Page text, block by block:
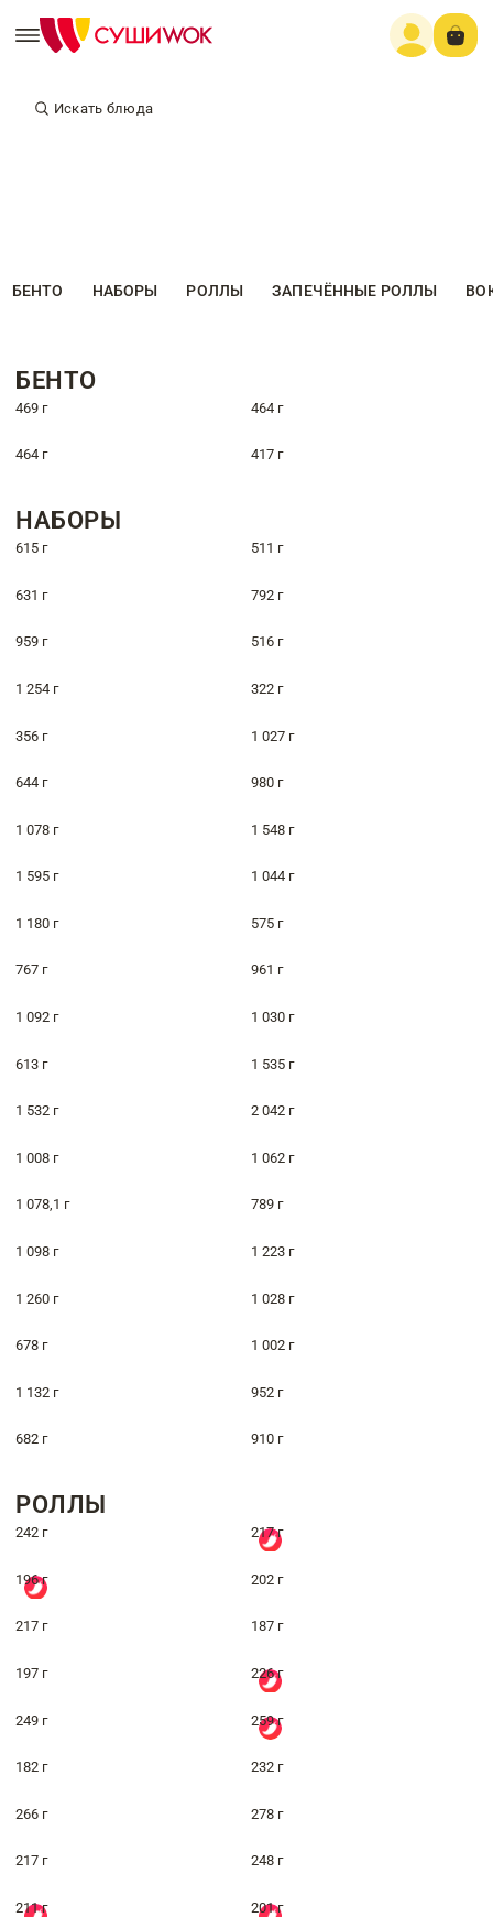
Искать блюда
БЕНТО НАБОРЫ РОЛЛЫ ЗАПЕЧЁННЫЕ РОЛЛЫ
БЕНТО
469 г 464 г
464 г 417 г
НАБОРЫ
615 г 511 г
631 г 792 г
959 г 516 г
1 254 г 322 г
356 г 1 027 г
644 г 980 г
1 078 г 1 548 г
1 595 г 1 044 г
1 180 г 575 г
767 г 961 г
1 092 г 1 030 г
613 г 1 535 г
1 532 г 2 042 г
1 008 г 1 062 г
1 078,1 г 789 г
1 098 г 1 223 г
1 260 г 1 028 г
678 г 1 002 г
1 132 г 952 г
682 г 910 г
РОЛЛЫ
242 г 217 г
196 г 202 г
217 г 187 г
197 г 226 г
249 г 259 г
182 г 232 г
266 г 278 г
217 г 248 г
211 г 201 г